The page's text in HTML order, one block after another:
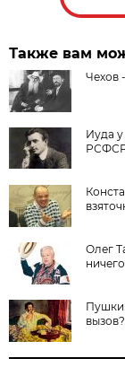
Также вам
Чехов
Иуда
РСФСР
Олег
вызов?